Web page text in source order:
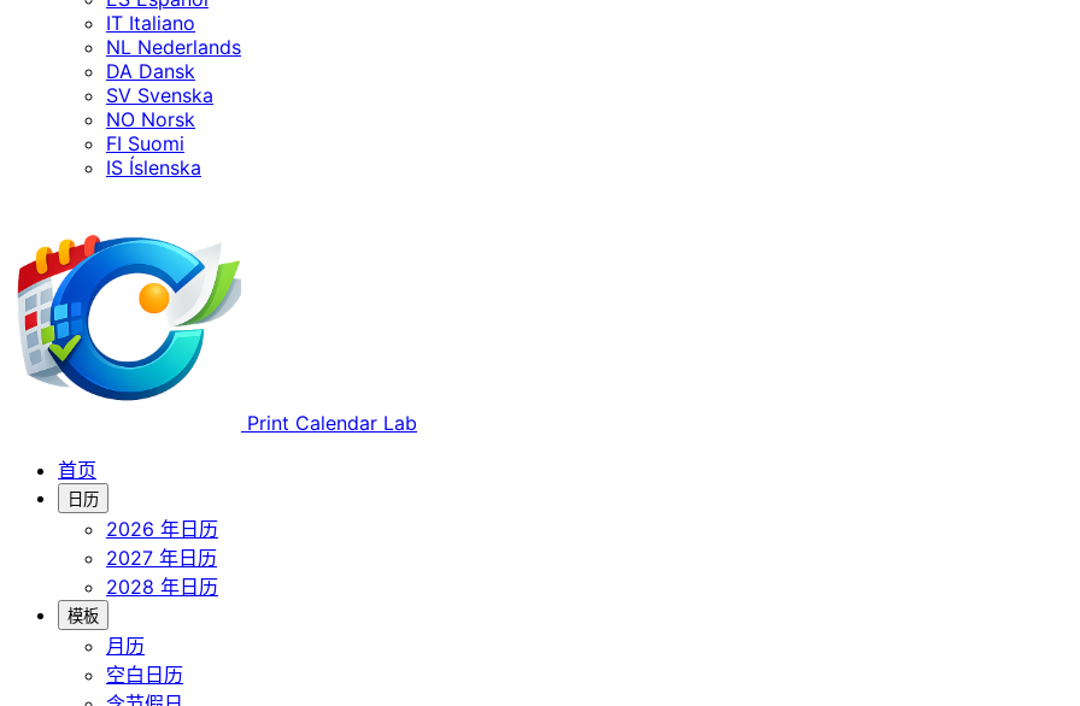
IT Italiano
NL Nederlands
DA Dansk
SV Svenska
NO Norsk
FI Suomi
IS Íslenska
Print Calendar Lab
首页
日历
2026 年日历
2027 年日历
2028 年日历
模板
月历
空白日历